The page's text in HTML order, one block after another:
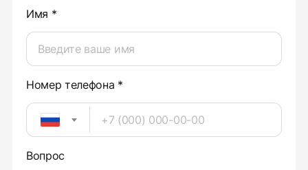
Имя *
Номер телефона *
Вопрос